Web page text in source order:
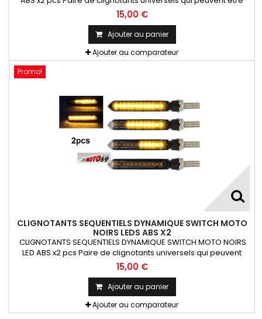
adaptables sur toutes motos ou scooters
15,00 €
Ajouter au panier
Ajouter au comparateur
Promo!
CLIGNOTANTS SEQUENTIELS DYNAMIQUE SWITCH MOTO
NOIRS LEDS ABS X2
CLIGNOTANTS SEQUENTIELS DYNAMIQUE SWITCH MOTO NOIRS
LED ABS x2 pcs Paire de clignotants universels qui peuvent
être adaptables sur toutes motos ou scooters
15,00 €
Ajouter au panier
Ajouter au comparateur